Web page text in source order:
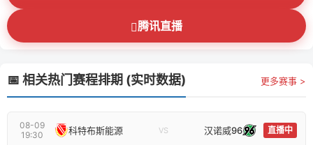
腾讯直播
📅 相关热门赛程排期 (实时数据) 更多赛事 >
08-09
19:30
科特布斯能源 VS 汉诺威96 直播中